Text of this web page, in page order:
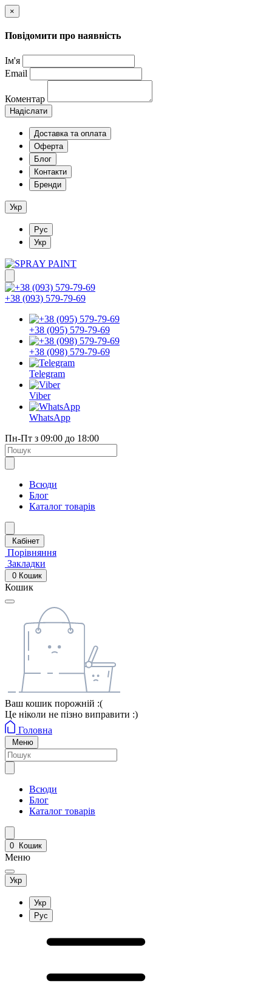
×
Повідомити про наявність
Ім'я
Email
Коментар
Надіслати
Доставка та оплата
Оферта
Блог
Контакти
Бренди
Укр
Рус
Укр
+38 (093) 579-79-69
+38 (095) 579-79-69
+38 (098) 579-79-69
Telegram
Viber
WhatsApp
Пн-Пт з 09:00 до 18:00
Всюди
Блог
Каталог товарів
Кабінет
Порівняння
Закладки
0 Кошик
Кошик
Ваш кошик порожній :(
Це ніколи не пізно виправити :)
Головна
Меню
Всюди
Блог
Каталог товарів
0 Кошик
Меню
Укр
Укр
Рус